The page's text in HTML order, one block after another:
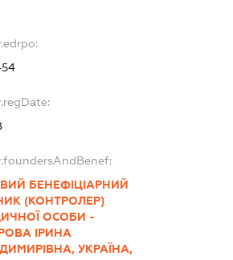
БЕНЕФІЦІАРНИЙ
(КОНТРОЛЕР)
ОСОБИ -
ІРИНА
УКРАЇНА,